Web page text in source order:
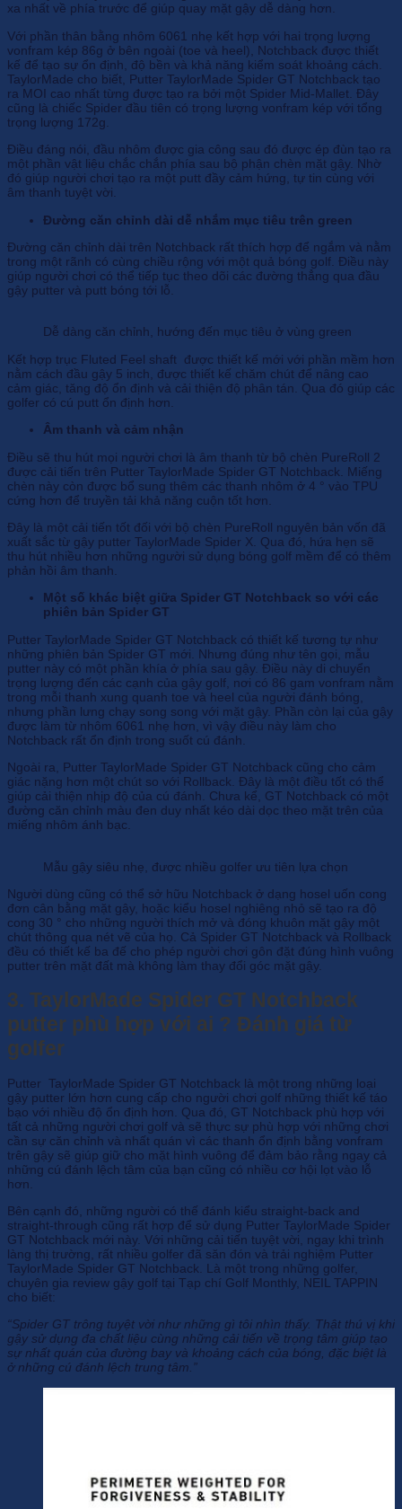
xa nhất về phía trước để giúp quay mặt gậy dễ dàng hơn.
Với phần thân bằng nhôm 6061 nhẹ kết hợp với hai trọng lượng
vonfram kép 86g ở bên ngoài (toe và heel), Notchback được thiết
kế để tạo sự ổn định, độ bền và khả năng kiểm soát khoảng cách.
TaylorMade cho biết, Putter TaylorMade Spider GT Notchback tạo
ra MOI cao nhất từng được tạo ra bởi một Spider Mid-Mallet. Đây
cũng là chiếc Spider đầu tiên có trọng lượng vonfram kép với tổng
trọng lượng 172g.
Điều đáng nói, đầu nhôm được gia công sau đó được ép đùn tạo ra
một phần vật liệu chắc chắn phía sau bộ phận chèn mặt gậy. Nhờ
đó giúp người chơi tạo ra một putt đầy cảm hứng, tự tin cùng với
âm thanh tuyệt vời.
Đường căn chỉnh dài dễ nhắm mục tiêu trên green
Đường căn chỉnh dài trên Notchback rất thích hợp để ngắm và nằm
trong một rãnh có cùng chiều rộng với một quả bóng golf. Điều này
giúp người chơi có thể tiếp tục theo dõi các đường thẳng qua đầu
gậy putter và putt bóng tới lỗ.
Dễ dàng căn chỉnh, hướng đến mục tiêu ở vùng green
Kết hợp trục Fluted Feel shaft được thiết kế mới với phần mềm hơn
nằm cách đầu gậy 5 inch, được thiết kế chăm chút để nâng cao
cảm giác, tăng độ ổn định và cải thiện độ phân tán. Qua đó giúp các
golfer có cú putt ổn định hơn.
Âm thanh và cảm nhận
Điều sẽ thu hút mọi người chơi là âm thanh từ bộ chèn PureRoll 2
được cải tiến trên Putter TaylorMade Spider GT Notchback. Miếng
chèn này còn được bổ sung thêm các thanh nhôm ở 4 ° vào TPU
cứng hơn để truyền tải khả năng cuộn tốt hơn.
Đây là một cải tiến tốt đối với bộ chèn PureRoll nguyên bản vốn đã
xuất sắc từ gậy putter TaylorMade Spider X. Qua đó, hứa hẹn sẽ
thu hút nhiều hơn những người sử dụng bóng golf mềm để có thêm
phản hồi âm thanh.
Một số khác biệt giữa Spider GT Notchback so với các
phiên bản Spider GT
Putter TaylorMade Spider GT Notchback có thiết kế tương tự như
những phiên bản Spider GT mới. Nhưng đúng như tên gọi, mẫu
putter này có một phần khía ở phía sau gậy. Điều này di chuyển
trọng lượng đến các cạnh của gậy golf, nơi có 86 gam vonfram nằm
trong mỗi thanh xung quanh toe và heel của người đánh bóng,
nhưng phần lưng chạy song song với mặt gậy. Phần còn lại của gậy
được làm từ nhôm 6061 nhẹ hơn, vì vậy điều này làm cho
Notchback rất ổn định trong suốt cú đánh.
Ngoài ra, Putter TaylorMade Spider GT Notchback cũng cho cảm
giác nặng hơn một chút so với Rollback. Đây là một điều tốt có thể
giúp cải thiện nhịp độ của cú đánh. Chưa kể, GT Notchback có một
đường căn chỉnh màu đen duy nhất kéo dài dọc theo mặt trên của
miếng nhôm ánh bạc.
Mẫu gậy siêu nhẹ, được nhiều golfer ưu tiên lựa chọn
Người dùng cũng có thể sở hữu Notchback ở dạng hosel uốn cong
đơn cân bằng mặt gậy, hoặc kiểu hosel nghiêng nhỏ sẽ tạo ra độ
cong 30 ° cho những người thích mở và đóng khuôn mặt gậy một
chút thông qua nét vẽ của họ. Cả Spider GT Notchback và Rollback
đều có thiết kế ba đế cho phép người chơi gôn đặt đúng hình vuông
putter trên mặt đất mà không làm thay đổi góc mặt gậy.
3. TaylorMade Spider GT Notchback
putter phù hợp với ai ? Đánh giá từ
golfer
Putter TaylorMade Spider GT Notchback là một trong những loại
gậy putter lớn hơn cung cấp cho người chơi golf những thiết kế táo
bạo với nhiều độ ổn định hơn. Qua đó, GT Notchback phù hợp với
tất cả những người chơi golf và sẽ thực sự phù hợp với những chơi
cần sự căn chỉnh và nhất quán vì các thanh ổn định bằng vonfram
trên gậy sẽ giúp giữ cho mặt hình vuông để đảm bảo rằng ngay cả
những cú đánh lệch tâm của bạn cũng có nhiều cơ hội lọt vào lỗ
hơn.
Bên cạnh đó, những người có thế đánh kiểu straight-back and
straight-through cũng rất hợp để sử dụng Putter TaylorMade Spider
GT Notchback mới này. Với những cải tiến tuyệt vời, ngay khi trình
làng thị trường, rất nhiều golfer đã săn đón và trải nghiệm Putter
TaylorMade Spider GT Notchback. Là một trong những golfer,
chuyên gia review gậy golf tại Tạp chí Golf Monthly, NEIL TAPPIN
cho biết:
“Spider GT trông tuyệt vời như những gì tôi nhìn thấy. Thật thú vị khi
gậy sử dụng đa chất liệu cùng những cải tiến về trọng tâm giúp tạo
sự nhất quán của đường bay và khoảng cách của bóng, đặc biệt là
ở những cú đánh lệch trung tâm.”